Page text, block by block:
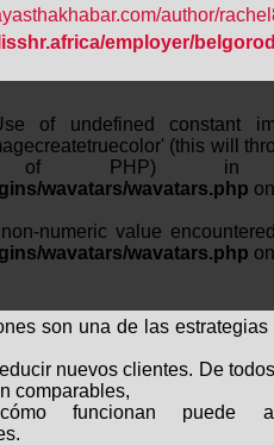
author/
employer/
of undefined constant
(this will
of PHP)
wavatars/wavatars.php
numeric value
wavatars/wavatars.php
son una de las
nuevos clientes. De
comparables,
funcionan puede